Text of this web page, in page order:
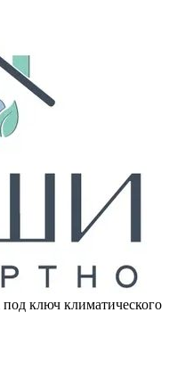
ключ климатического